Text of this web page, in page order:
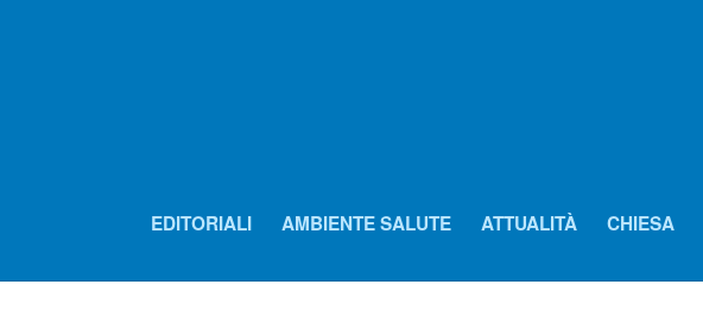
EDITORIALI AMBIENTE SALUTE ATTUALITÀ CHIESA